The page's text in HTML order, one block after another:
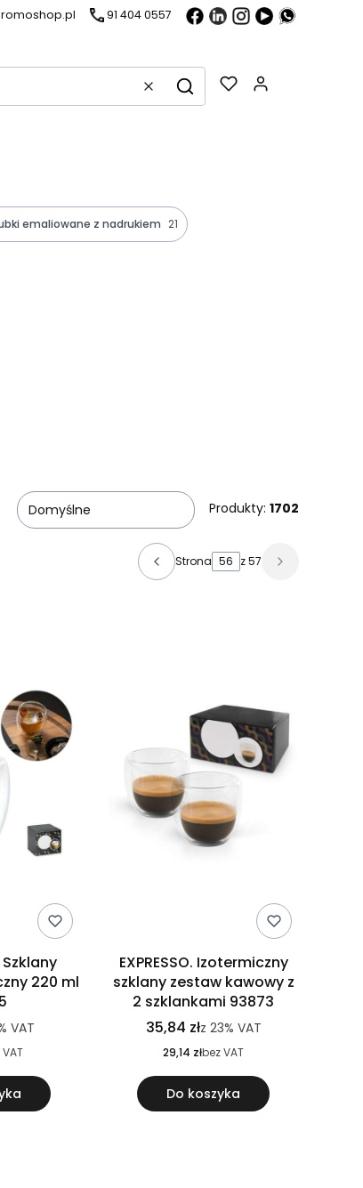
91 404 0557
WyczyśćSzukaj
emaliowane z nadrukiem 21
Domyślne Produkty: 1702
Strona z 57
Szklany
220 ml
VAT
EXPRESSO. Izotermiczny
szklany zestaw kawowy z
2 szklankami 93873
35,84 złz 23% VAT
29,14 złbez VAT
Do koszyka